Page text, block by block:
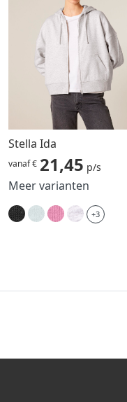
Stella Ida
vanaf € 21,45 p/s
Meer varianten
+3